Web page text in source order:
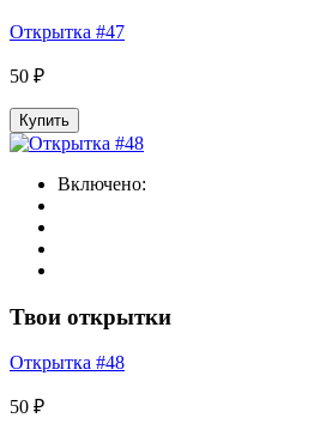
Открытка #47
50 ₽
Купить
Включено:
Твои открытки
Открытка #48
50 ₽